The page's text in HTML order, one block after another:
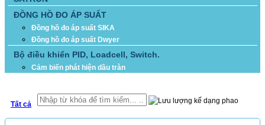
ĐỒNG HỒ ĐO ÁP SUẤT
Đồng hồ đo áp suất SIKA
Đồng hồ đo áp suất Dwyer
Bộ điều khiển PID, Loadcell, Switch.
Cảm biến phát hiện dầu tràn
Tất cả